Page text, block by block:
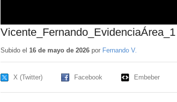
Vicente_Fernando_EvidenciaÁrea_1
Subido el 16 de mayo de 2026por Fernando V.
X (Twitter) Facebook Embeber